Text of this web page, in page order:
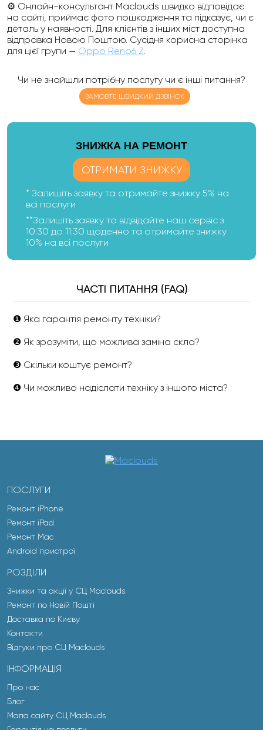
⚙️ Онлайн-консультант Maclouds швидко відповідає
на сайті, приймає фото пошкодження та підказує, чи є
деталь у наявності. Для клієнтів з інших міст доступна
відправка Новою Поштою. Сусідня корисна сторінка
для цієї групи — Oppo Reno6 Z.
Чи не знайшли потрібну послугу чи є інші питання?
ЗАМОВТЕ ШВИДКИЙ ДЗВІНОК
ЗНИЖКА НА РЕМОНТ
ОТРИМАТИ ЗНИЖКУ
* Залишіть заявку та отримайте знижку 5% на
всі послуги
**Залишіть заявку та відвідайте наш сервіс з
10:30 до 11:30 щоденно та отримайте знижку
10% на всі послуги
ЧАСТІ ПИТАННЯ (FAQ)
❶ Яка гарантія ремонту техніки?
❷ Як зрозуміти, що можлива заміна скла?
❸ Скільки коштує ремонт?
❹ Чи можливо надіслати техніку з іншого міста?
ПОСЛУГИ
Ремонт iPhone
Ремонт iPad
Ремонт Mac
Android пристрої
РОЗДІЛИ
Знижки та акції у СЦ Maclouds
Ремонт по Новій Пошті
Доставка по Києву
Контакти
Відгуки про СЦ Maclouds
ІНФОРМАЦІЯ
Про нас
Блог
Мапа сайту СЦ Maclouds